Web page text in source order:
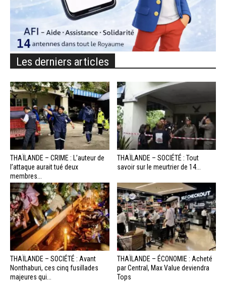
Les derniers articles
THAÏLANDE – CRIME : L’auteur de
l’attaque aurait tué deux
membres...
THAÏLANDE – SOCIÉTÉ : Tout
savoir sur le meurtrier de 14...
THAÏLANDE – SOCIÉTÉ : Avant
Nonthaburi, ces cinq fusillades
majeures qui...
THAÏLANDE – ÉCONOMIE : Acheté
par Central, Max Value deviendra
Tops